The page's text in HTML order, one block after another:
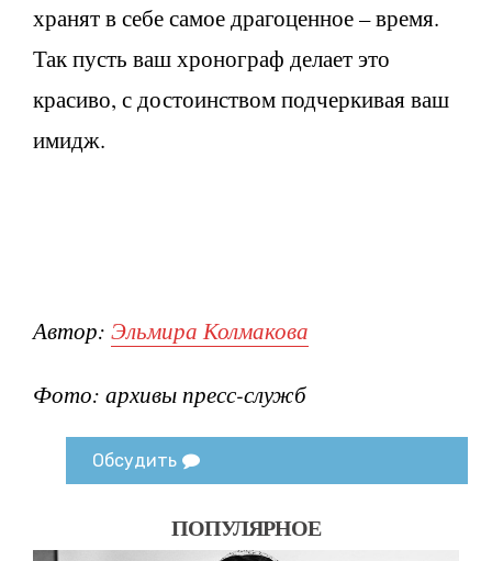
хранят в себе самое драгоценное – время.
Так пусть ваш хронограф делает это
красиво, с достоинством подчеркивая ваш
имидж.
Автор: Эльмира Колмакова
Фото: архивы пресс-служб
Обсудить
ПОПУЛЯРНОЕ